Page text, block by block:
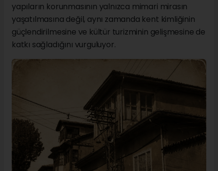
yapıların korunmasının yalnızca mimari mirasın
yaşatılmasına değil, aynı zamanda kent kimliğinin
güçlendirilmesine ve kültür turizminin gelişmesine de
katkı sağladığını vurguluyor.